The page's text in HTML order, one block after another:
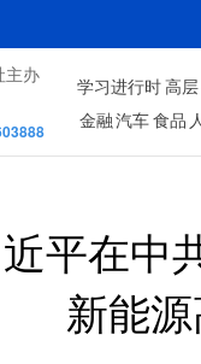
主办
学习进行时 高层
金融 汽车 食品
平在中
新能